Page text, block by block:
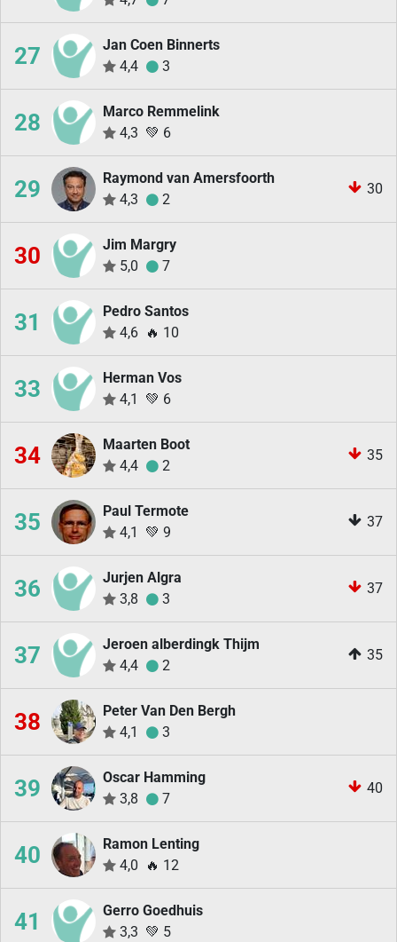
27
Jan Coen Binnerts
4,4
3
28
Marco Remmelink
4,3 💚 6
29
Raymond van Amersfoorth
4,3
2
30
30
Jim Margry
5,0
7
31
Pedro Santos
4,6 🔥 10
33
Herman Vos
4,1
💚 6
34
Maarten Boot
4,4
2
35
35
Paul Termote
4,1
💚 9
37
36
Jurjen Algra
3,8
3
37
37
Jeroen alberdingk Thijm
4,4
2
35
38
Peter Van Den Bergh
4,1
3
39
Oscar Hamming
3,8
7
40
40
Ramon Lenting
4,0
🔥 12
41
Gerro Goedhuis
3,3 💚 5